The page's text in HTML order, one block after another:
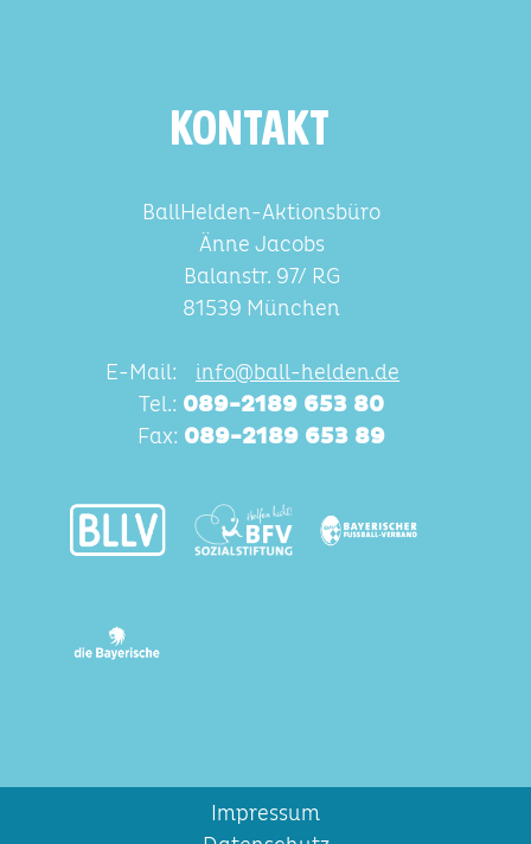
KONTAKT
BallHelden-Aktionsbüro
Änne Jacobs
Balanstr. 97/ RG
81539 München
E-Mail:
info@ball-helden.de
Tel.: 089-2189 653 80
Fax: 089-2189 653 89
Impressum